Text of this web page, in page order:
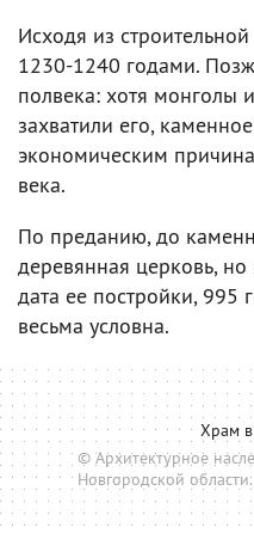
Исходя из
1230-1240 годами.
полвека: хотя монголы
захватили его,
экономическим
века.
По преданию, до
деревянная церковь, но
дата ее постройки, 995
весьма условна.
Храм
© Архитектурное
Новгородской